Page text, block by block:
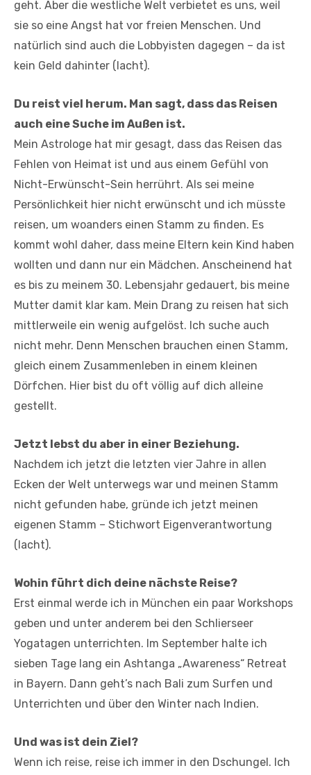
geht. Aber die westliche Welt verbietet es uns, weil
sie so eine Angst hat vor freien Menschen. Und
natürlich sind auch die Lobbyisten dagegen – da ist
kein Geld dahinter (lacht).
Du reist viel herum. Man sagt, dass das Reisen
auch eine Suche im Außen ist.
Mein Astrologe hat mir gesagt, dass das Reisen das
Fehlen von Heimat ist und aus einem Gefühl von
Nicht-Erwünscht-Sein herrührt. Als sei meine
Persönlichkeit hier nicht erwünscht und ich müsste
reisen, um woanders einen Stamm zu finden. Es
kommt wohl daher, dass meine Eltern kein Kind haben
wollten und dann nur ein Mädchen. Anscheinend hat
es bis zu meinem 30. Lebensjahr gedauert, bis meine
Mutter damit klar kam. Mein Drang zu reisen hat sich
mittlerweile ein wenig aufgelöst. Ich suche auch
nicht mehr. Denn Menschen brauchen einen Stamm,
gleich einem Zusammenleben in einem kleinen
Dörfchen. Hier bist du oft völlig auf dich alleine
gestellt.
Jetzt lebst du aber in einer Beziehung.
Nachdem ich jetzt die letzten vier Jahre in allen
Ecken der Welt unterwegs war und meinen Stamm
nicht gefunden habe, gründe ich jetzt meinen
eigenen Stamm – Stichwort Eigenverantwortung
(lacht).
Wohin führt dich deine nächste Reise?
Erst einmal werde ich in München ein paar Workshops
geben und unter anderem bei den Schlierseer
Yogatagen unterrichten. Im September halte ich
sieben Tage lang ein Ashtanga „Awareness“ Retreat
in Bayern. Dann geht’s nach Bali zum Surfen und
Unterrichten und über den Winter nach Indien.
Und was ist dein Ziel?
Wenn ich reise, reise ich immer in den Dschungel. Ich